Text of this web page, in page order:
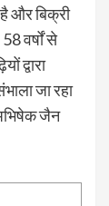
और बिक्री
वर्षों से
द्वारा
जा रहा
जैन